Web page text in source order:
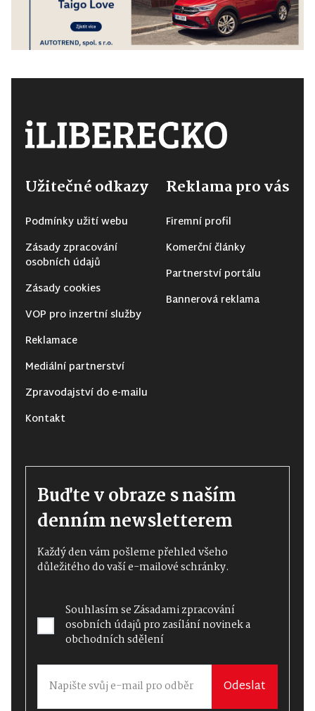
Užitečné odkazy
Podmínky užití webu
Zásady zpracování
osobních údajů
Zásady cookies
VOP pro inzertní služby
Reklamace
Mediální partnerství
Zpravodajství do e-mailu
Kontakt
Reklama pro vás
Firemní profil
Komerční články
Partnerství portálu
Bannerová reklama
Buďte v obraze s naším
denním newsletterem
Každý den vám pošleme přehled všeho
důležitého do vaší e-mailové schránky.
Souhlasím seZásadami zpracování
osobních údajůpro zasílání novinek a
obchodních sdělení
Odeslat